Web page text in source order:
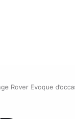
Rover Evoque